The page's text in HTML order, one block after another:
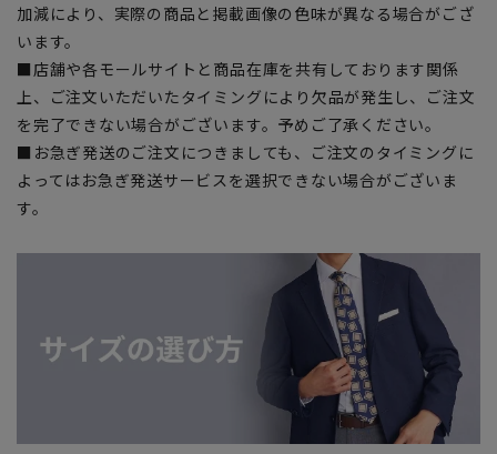
加減により、実際の商品と掲載画像の色味が異なる場合がござ
います。
■店舗や各モールサイトと商品在庫を共有しております関係
上、ご注文いただいたタイミングにより欠品が発生し、ご注文
を完了できない場合がございます。予めご了承ください。
■お急ぎ発送のご注文につきましても、ご注文のタイミングに
よってはお急ぎ発送サービスを選択できない場合がございま
す。